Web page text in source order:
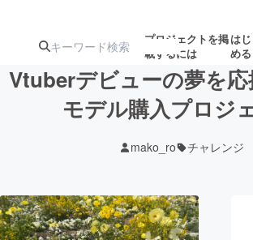
プロジェクトを掲
載するには
はじ
める
ジェクト
ロジェクト
アート・写真
Vtuberデビューの夢を応
モデル購入プロジ
mako_ro チャレンジ